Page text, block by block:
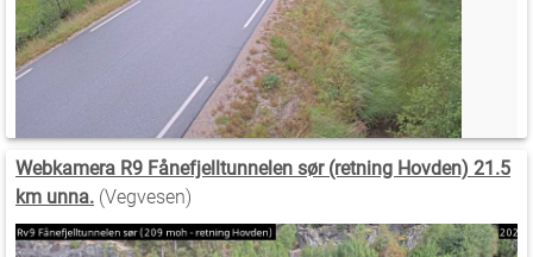
Webkamera R9 Fånefjelltunnelen sør (retning Hovden) 21.5
km unna. (Vegvesen)